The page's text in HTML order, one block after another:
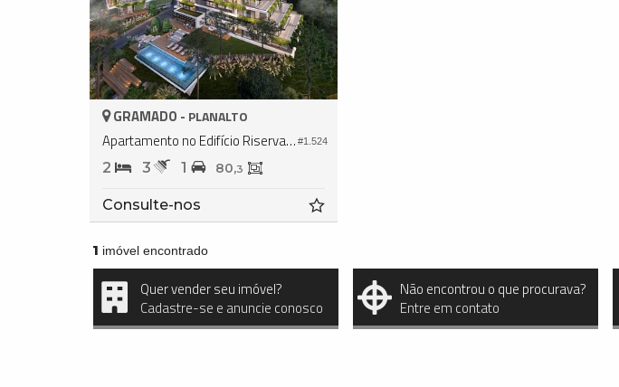
#1.524
GRAMADO - PLANALTO
Apartamento no Edifício Riserva Lago Negro
2 3 1 80,3
Consulte-nos
1 imóvel encontrado
Quer vender seu imóvel?
Cadastre-se e anuncie conosco
Não encontrou o que procurava?
Entre em contato